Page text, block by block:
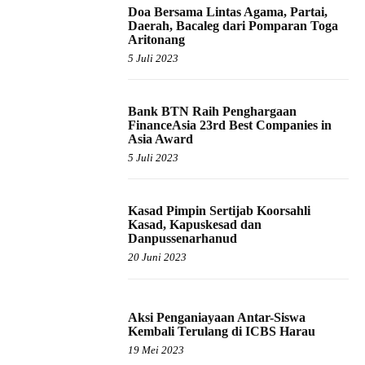
Doa Bersama Lintas Agama, Partai,
Daerah, Bacaleg dari Pomparan Toga
Aritonang
5 Juli 2023
Bank BTN Raih Penghargaan
FinanceAsia 23rd Best Companies in
Asia Award
5 Juli 2023
Kasad Pimpin Sertijab Koorsahli
Kasad, Kapuskesad dan
Danpussenarhanud
20 Juni 2023
Aksi Penganiayaan Antar-Siswa
Kembali Terulang di ICBS Harau
19 Mei 2023